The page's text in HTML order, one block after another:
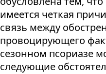
имеется четкая
связь между
провоцирующего
сезонном псориазе
следующие